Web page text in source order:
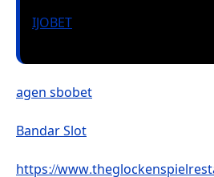
IJOBET
agen sbobet
Bandar Slot
https://